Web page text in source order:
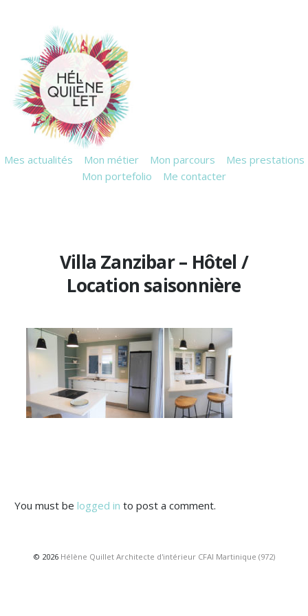
Mes actualités Mon métier Mon parcours
Mes prestations
Mon portefolio
Me contacter
Villa Zanzibar – Hôtel /
Location saisonnière
You must belogged in to post a comment.
© 2026 Hélène Quillet Architecte d'intérieur CFAI Martinique (972)